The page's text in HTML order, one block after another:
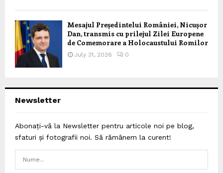
Mesajul Președintelui României, Nicușor
Dan, transmis cu prilejul Zilei Europene
de Comemorare a Holocaustului Romilor
July 31, 2026 0
Newsletter
Abonați-vă la Newsletter pentru articole noi pe blog,
sfaturi și fotografii noi. Să rămânem la curent!